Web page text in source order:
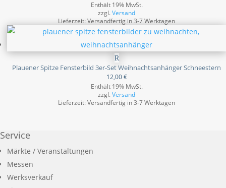
Enthält 19% MwSt.
zzgl.Versand
Lieferzeit: Versandfertig in 3-7 Werktagen
Plauener Spitze Fensterbild 3er-Set Weihnachtsanhänger Schneestern
12,00€
Enthält 19% MwSt.
zzgl.Versand
Lieferzeit: Versandfertig in 3-7 Werktagen
Service
Märkte / Veranstaltungen
Messen
Werksverkauf